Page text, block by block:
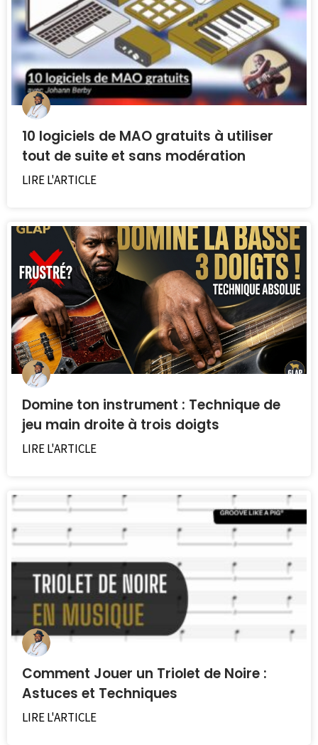
10 logiciels de MAO gratuits à utiliser
tout de suite et sans modération
LIRE L'ARTICLE
Domine ton instrument : Technique de
jeu main droite à trois doigts
LIRE L'ARTICLE
Comment Jouer un Triolet de Noire :
Astuces et Techniques
LIRE L'ARTICLE